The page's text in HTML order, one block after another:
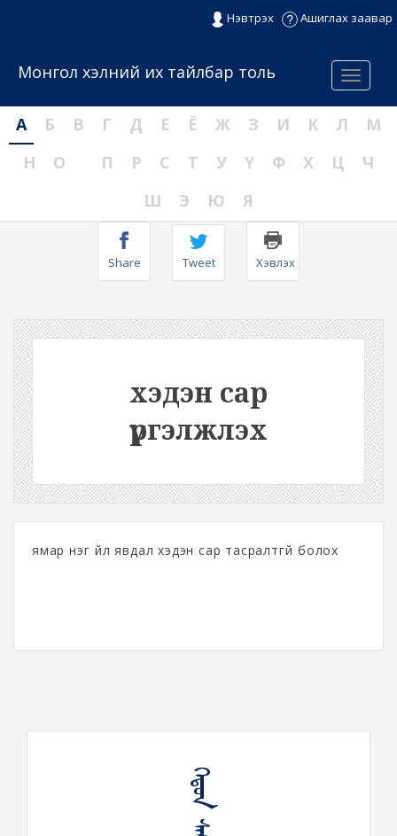
Нэвтрэх Ашиглах заавар
Menu
Монгол хэлний их тайлбар толь
А Б В Г Д Е Ё Ж З И К Л
М
Н
О П Р С Т У Ү Ф Х Ц
Ч
Ш
Э Ю Я
Share Tweet Хэвлэх
хэдэн сар
үргэлжлэх
ямар нэг үйл явдал хэдэн сар тасралтгүй болох